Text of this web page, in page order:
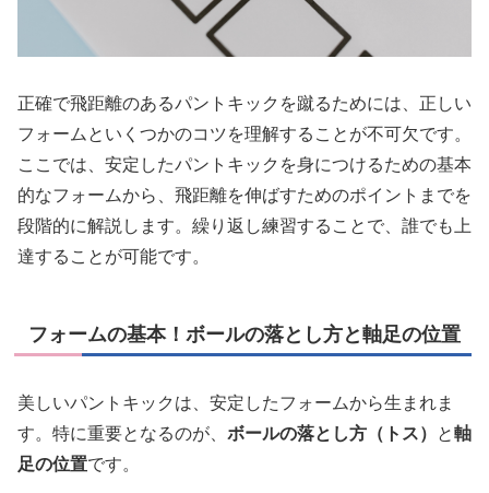
正確で飛距離のあるパントキックを蹴るためには、正しい
フォームといくつかのコツを理解することが不可欠です。
ここでは、安定したパントキックを身につけるための基本
的なフォームから、飛距離を伸ばすためのポイントまでを
段階的に解説します。繰り返し練習することで、誰でも上
達することが可能です。
フォームの基本！ボールの落とし方と軸足の位置
美しいパントキックは、安定したフォームから生まれま
す。特に重要となるのが、 ボールの落とし方（トス） と軸
足の位置です。